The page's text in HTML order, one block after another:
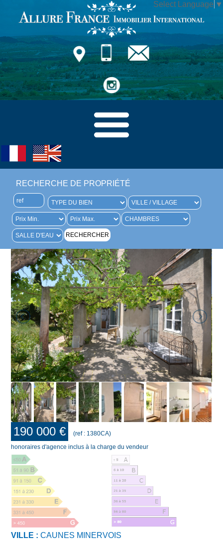
Select Language ▼
RECHERCHE DE PROPRIÉTÉ
190 000 €
(ref : 1380CA)
honoraires d'agence inclus à la charge du vendeur
VILLE : CAUNES MINERVOIS